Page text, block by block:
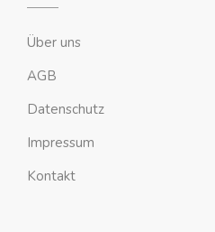
Über uns
AGB
Datenschutz
Impressum
Kontakt